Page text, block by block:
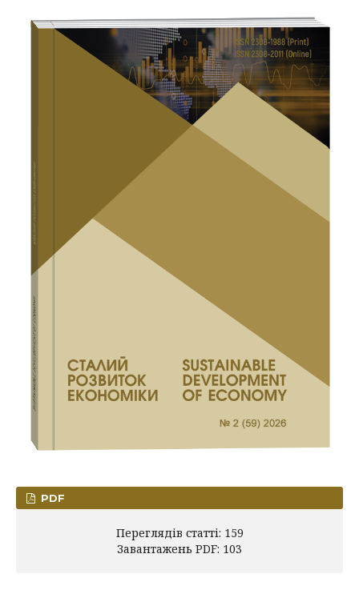
PDF
Переглядів статті: 159
Завантажень PDF: 103